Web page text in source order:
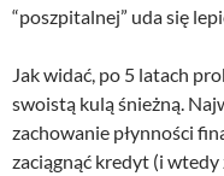
“poszpitalnej” uda się
Jak widać, po 5 latach
swoistą kulą śnieżną.
zachowanie płynności
zaciągnąć kredyt (i wtedy